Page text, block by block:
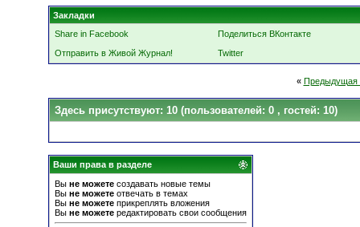
Закладки
Share in Facebook
Поделиться ВКонтакте
Отправить в Живой Журнал!
Twitter
« Предыдущая
Здесь присутствуют: 10 (пользователей: 0 , гостей: 10)
Ваши права в разделе
Вы не можете создавать новые темы
Вы не можете отвечать в темах
Вы не можете прикреплять вложения
Вы не можете редактировать свои сообщения